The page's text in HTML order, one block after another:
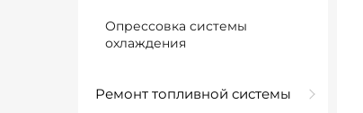
Опрессовка системы
охлаждения
Ремонт топливной системы